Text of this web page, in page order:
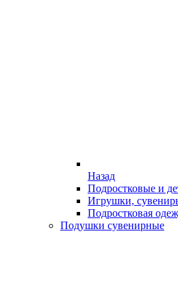
Назад
Подростковые и
Игрушки,
Подростковая
Подушки сувенирные